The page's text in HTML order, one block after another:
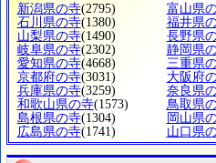
新潟県の寺(2795) 富山県
石川県の寺(1380) 福井県
山梨県の寺(1490) 長野県
岐阜県の寺(2302) 静岡県
愛知県の寺(4668) 三重県
京都府の寺(3031) 大阪府
兵庫県の寺(3259) 奈良県
和歌山県の寺(1573) 鳥取県
島根県の寺(1304) 岡山県
広島県の寺(1741) 山口県